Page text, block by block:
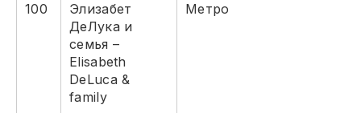
100
Элизабет
ДеЛука и
семья –
Elisabeth
DeLuca &
family
Метро